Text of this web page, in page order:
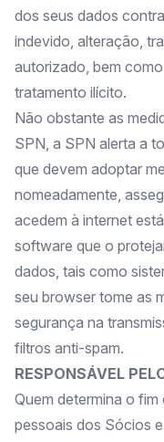
dos seus dados
indevido, alteração,
autorizado, bem
tratamento ilícito.
Não obstante as
SPN, a SPN alerta a
que devem adoptar
nomeadamente,
acedem à internet
software que o
dados, tais como
seu browser tome as
segurança na
filtros anti-spam.
RESPONSÁVEL
Quem determina o
pessoais dos Sócios